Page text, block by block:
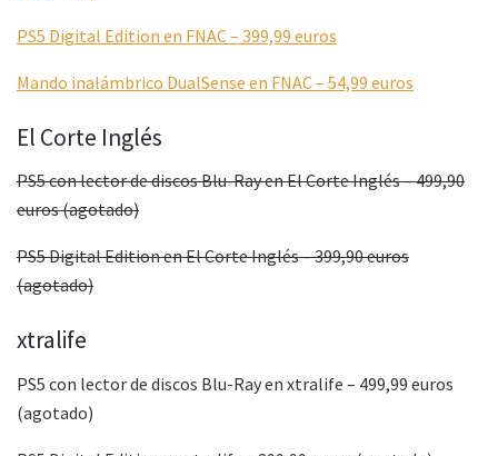
PS5 Digital Edition en FNAC – 399,99 euros
Mando inalámbrico DualSense en FNAC – 54,99 euros
El Corte Inglés
PS5 con lector de discos Blu-Ray en El Corte Inglés – 499,90
euros (agotado)
PS5 Digital Edition en El Corte Inglés – 399,90 euros
(agotado)
xtralife
PS5 con lector de discos Blu-Ray en xtralife – 499,99 euros
(agotado)